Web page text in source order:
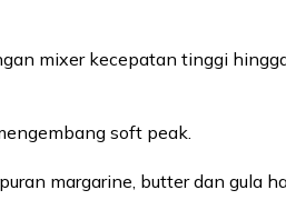
mixer kecepatan tinggi
soft peak.
margarine, butter dan gula